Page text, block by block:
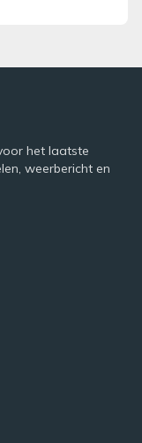
het laatste
weerbericht en